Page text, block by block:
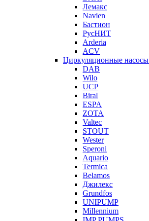
Лемакс
Navien
Бастион
РусНИТ
Arderia
ACV
Циркуляционные насосы
DAB
Wilo
UCP
Biral
ESPA
ZOTA
Valtec
STOUT
Wester
Speroni
Aquario
Termica
Belamos
Джилекс
Grundfos
UNIPUMP
Millennium